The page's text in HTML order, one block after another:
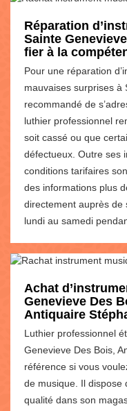
Réparation
Sainte
fier à la
Pour une réparation
mauvaises surprises à
recommandé de
luthier professionnel
soit cassé ou que
défectueux. Outre ses
conditions tarifaires
des informations plus
directement auprès de
lundi au samedi
Achat
Genevieve Des
Antiquaire
Luthier professionnel
Genevieve Des Bois,
référence si vous
de musique. Il dispose
qualité dans son